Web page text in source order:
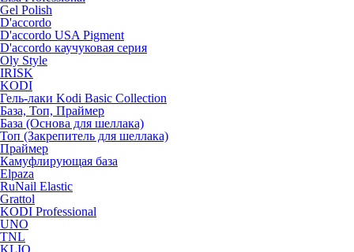
Gel Polish
D'accordo
D'accordo USA Pigment
D'accordo каучуковая серия
Oly Style
IRISK
KODI
Гель-лаки Kodi Basic Collection
База, Топ, Праймер
База (Основа для шеллака)
Топ (Закрепитель для шеллака)
Праймер
Камуфлирующая база
Elpaza
RuNail Elastic
Grattol
KODI Professional
UNO
TNL
KLIO